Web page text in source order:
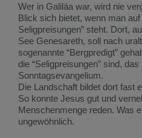
Wer in Galiläa war, wird nie
Blick sich bietet, wenn man auf
Seligpreisungen” steht. Dort,
See Genesareth, soll nach
sogenannte “Bergpredigt”
die “Seligpreisungen” sind, das
Sonntagsevangelium.
Die Landschaft bildet dort fast
So konnte Jesus gut und
Menschenmenge reden. Was
ungewöhnlich.